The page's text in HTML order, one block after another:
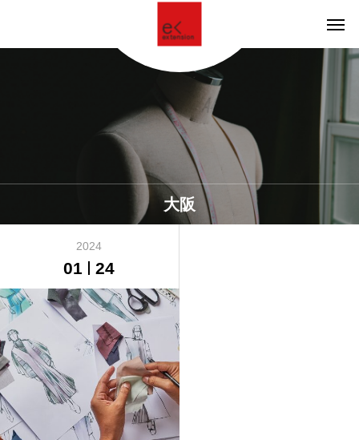
大阪
2024
01 24